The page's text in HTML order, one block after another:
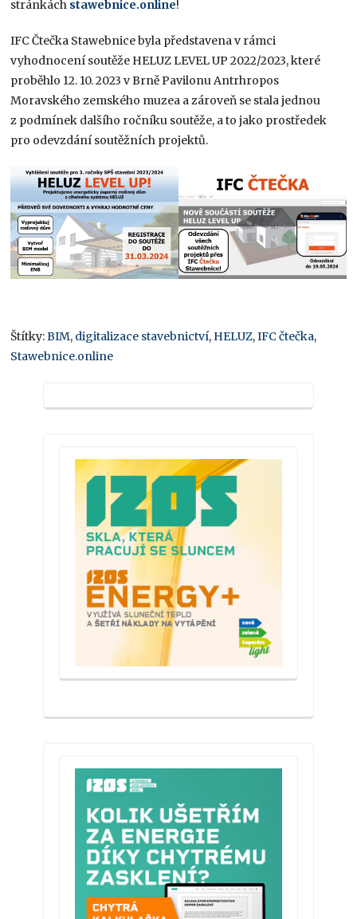
stránkách stawebnice.online!
IFC Čtečka Stawebnice byla představena v rámci
vyhodnocení soutěže HELUZ LEVEL UP 2022/2023, které
proběhlo 12. 10. 2023 v Brně Pavilonu Antrhropos
Moravského zemského muzea a zároveň se stala jednou
z podmínek dalšího ročníku soutěže, a to jako prostředek
pro odevzdání soutěžních projektů.
Štítky:BIM, digitalizace stavebnictví, HELUZ,IFC čtečka,
Stawebnice.online